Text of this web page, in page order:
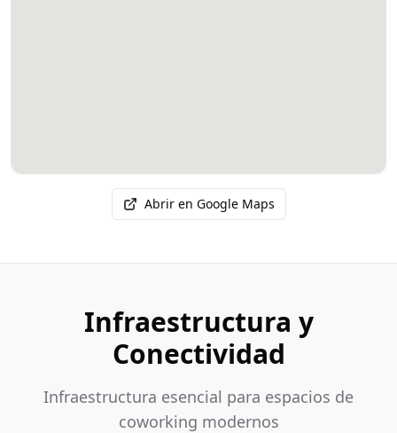
Abrir en Google Maps
Infraestructura y
Conectividad
Infraestructura esencial para espacios de
coworking modernos